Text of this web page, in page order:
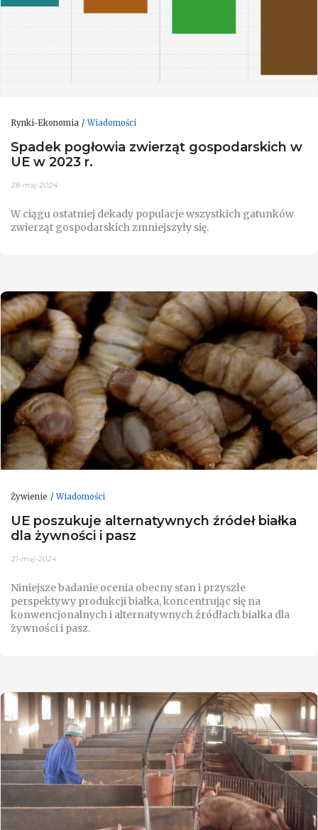
Rynki-Ekonomia Wiadomości
Spadek pogłowia zwierząt gospodarskich w
UE w 2023 r.
28-maj-2024
W ciągu ostatniej dekady populacje wszystkich gatunków
zwierząt gospodarskich zmniejszyły się.
Żywienie Wiadomości
UE poszukuje alternatywnych źródeł białka
dla żywności i pasz
21-maj-2024
Niniejsze badanie ocenia obecny stan i przyszłe
perspektywy produkcji białka, koncentrując się na
konwencjonalnych i alternatywnych źródłach białka dla
żywności i pasz.